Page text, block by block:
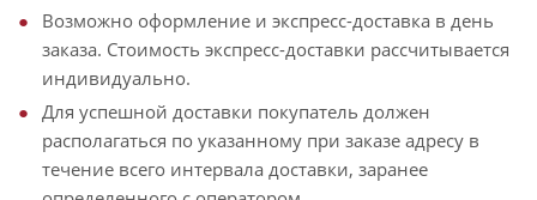
Возможно оформление и экспресс-доставка в день
заказа. Стоимость экспресс-доставки рассчитывается
индивидуально.
Для успешной доставки покупатель должен
располагаться по указанному при заказе адресу в
течение всего интервала доставки, заранее